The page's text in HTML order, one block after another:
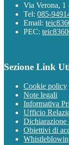
Via Verona, 1
Tel: 085-
Email:
PEC:
Sezione Link
Cookie policy
Note legali
Informativa
Ufficio
Dichiarazione
Obiettivi di